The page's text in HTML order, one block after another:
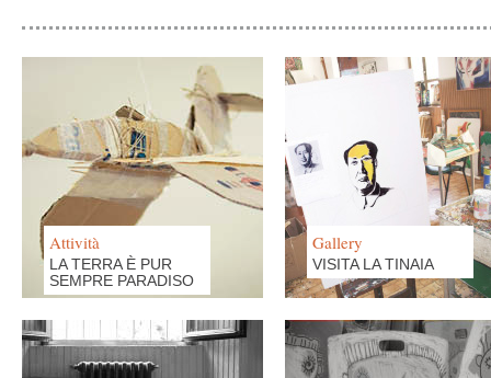
Attività
LA TERRA È PUR
SEMPRE PARADISO
Gallery
VISITA LA TINAIA